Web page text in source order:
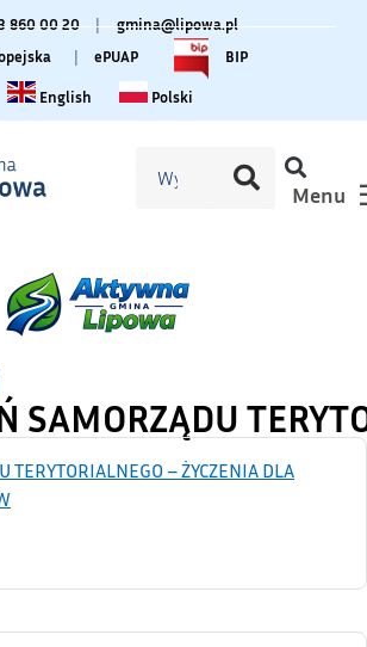
860 00 20 |
gmina@lipowa.pl
| ePUAP
BIP
Change language to English
English Zmiana języka na polski
Polski
Menu
SAMORZĄDU
TERYTORIALNEGO – ŻYCZENIA DLA